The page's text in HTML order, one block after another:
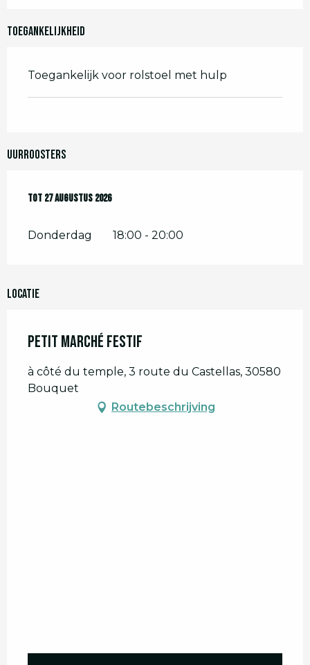
Toegankelijkheid
Toegankelijk voor rolstoel met hulp
Uurroosters
Vanaf2 juli 2026tot27 augustus 2026
Tot 27 augustus 2026
Donderdag 18:00 - 20:00
Locatie
Petit marché festif
à côté du temple, 3 route du Castellas, 30580
Bouquet
Routebeschrijving